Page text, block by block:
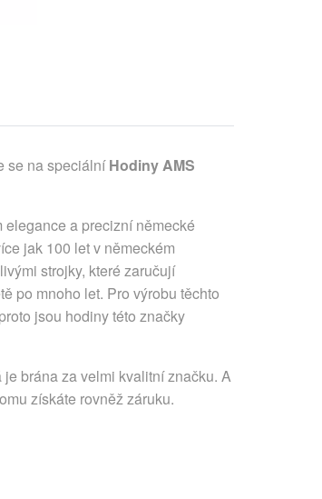
se na speciálníHodiny AMS
a precizní německé
jak 100 let v německém
strojky, které zaručují
po mnoho let. Pro výrobu těchto
jsou hodiny této značky
je brána za velmi kvalitní značku. A
získáte rovněž záruku.